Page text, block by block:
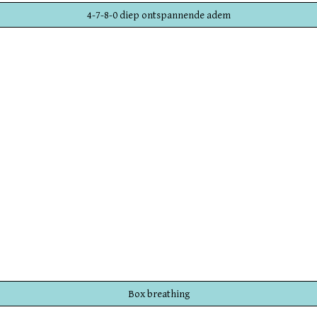
4-7-8-0 diep ontspannende adem
Box breathing